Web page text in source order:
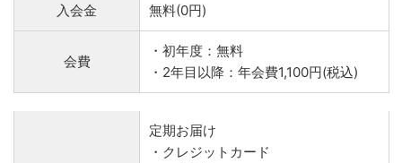
入会金 無料(0円)
会費
・初年度：無料
・2年目以降：年会費1,100円(税込)
定期お届け
・クレジットカード